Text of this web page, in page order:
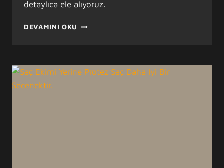
detaylıca ele alıyoruz.
DEVAMINI OKU SAÇ
BIR
ÇÖZÜM: